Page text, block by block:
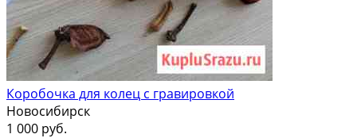
Коробочка для колец с гравировкой
Новосибирск
1 000 руб.